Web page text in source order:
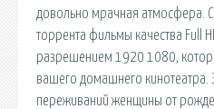
довольно мрачная атмосфера.
торрента фильмы качества Full
разрешением 1920 1080,
вашего домашнего кинотеатра.
переживаний женщины от